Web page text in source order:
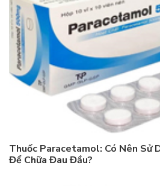
Thuốc Paracetamol: Có Nên Sử
Để Chữa Đau Đầu?